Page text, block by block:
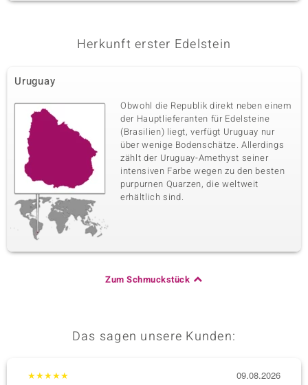
Herkunft erster Edelstein
Uruguay
Obwohl die Republik direkt neben einem
der Hauptlieferanten für Edelsteine
(Brasilien) liegt, verfügt Uruguay nur
über wenige Bodenschätze. Allerdings
zählt der Uruguay-Amethyst seiner
intensiven Farbe wegen zu den besten
purpurnen Quarzen, die weltweit
erhältlich sind.
Zum Schmuckstück
Das sagen unsere Kunden:
★★★★★
09.08.2026